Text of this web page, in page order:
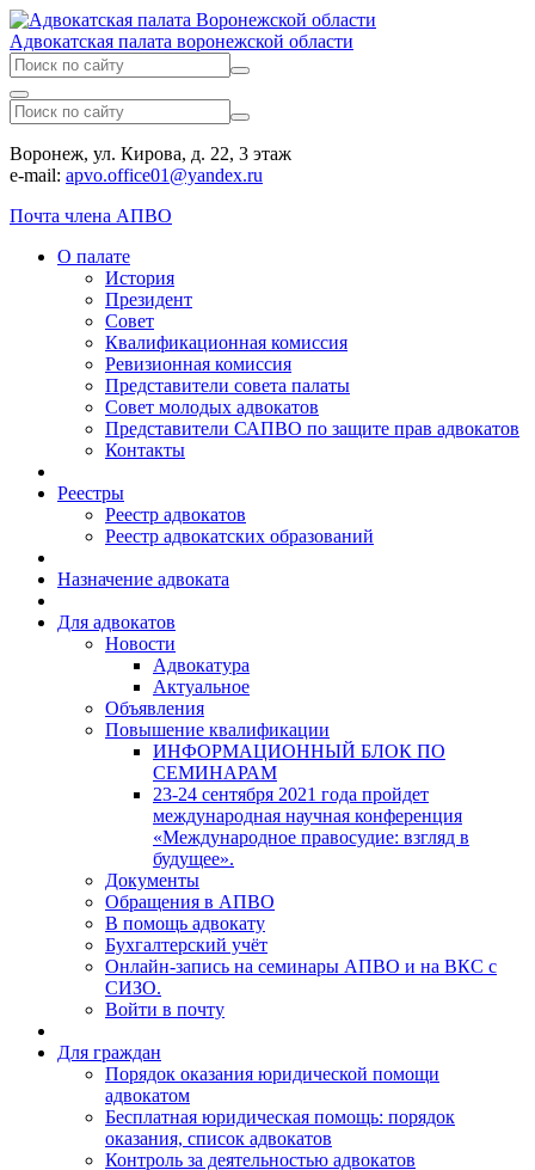
Адвокатская палата воронежской области
Воронеж, ул. Кирова, д. 22, 3 этаж
e-mail: apvo.office01@yandex.ru
Почта члена АПВО
О палате
История
Президент
Совет
Квалификационная комиссия
Ревизионная комиссия
Представители совета палаты
Совет молодых адвокатов
Представители САПВО по защите прав адвокатов
Контакты
Реестры
Реестр адвокатов
Реестр адвокатских образований
Назначение адвоката
Для адвокатов
Новости
Адвокатура
Актуальное
Объявления
Повышение квалификации
ИНФОРМАЦИОННЫЙ БЛОК ПО
СЕМИНАРАМ
23-24 сентября 2021 года пройдет
международная научная конференция
«Международное правосудие: взгляд в
будущее».
Документы
Обращения в АПВО
В помощь адвокату
Бухгалтерский учёт
Онлайн-запись на семинары АПВО и на ВКС с
СИЗО.
Войти в почту
Для граждан
Порядок оказания юридической помощи
адвокатом
Бесплатная юридическая помощь: порядок
оказания, список адвокатов
Контроль за деятельностью адвокатов